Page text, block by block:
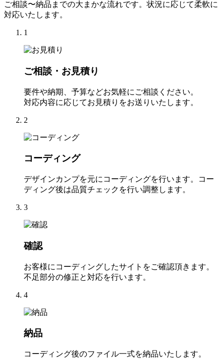
ご相談〜納品までの大まかな流れです。状況に応じて柔軟に
対応いたします。
1
ご相談・お見積り
要件や納期、予算などお気軽にご相談ください。
対応内容に応じてお見積りをお送りいたします。
2
コーディング
デザインカンプを元にコーディングを行います。コー
ディング後は品質チェックを行い調整します。
3
確認
お客様にコーディングしたサイトをご確認頂きます。
不足部分の修正と対応を行います。
4
納品
コーディング後のファイル一式を納品いたします。